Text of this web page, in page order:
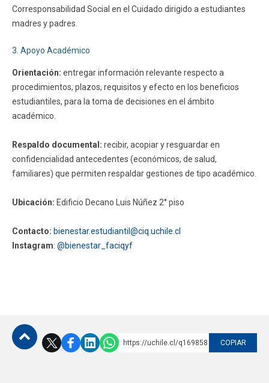
Corresponsabilidad Social en el Cuidado dirigido a estudiantes
madres y padres.
3. Apoyo Académico
Orientación: entregar información relevante respecto a
procedimientos, plazos, requisitos y efecto en los beneficios
estudiantiles, para la toma de decisiones en el ámbito
académico.
Respaldo documental: recibir, acopiar y resguardar en
confidencialidad antecedentes (económicos, de salud,
familiares) que permiten respaldar gestiones de tipo académico.
Ubicación: Edificio Decano Luis Núñez 2° piso
Contacto: bienestar.estudiantil@ciq.uchile.cl
Instagram: @bienestar_faciqyf
https://uchile.cl/q169858 COPIAR